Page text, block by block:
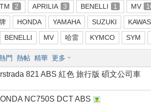
2 APRILIA 3 BENELLI 1 MV
HONDA YAMAHA SUZUKI
BENELLI MV 哈雷 KYMCO SYM
門 熱帖 精華 更多
821 ABS 紅色 旅行版 碩文公司車
NC750S DCT ABS